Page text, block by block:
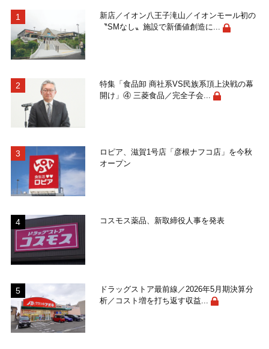
新店／イオン八王子滝山／イオンモール初の
〝SMなし〟施設で新価値創造に...
特集「食品卸 商社系VS民族系頂上決戦の幕
開け」④ 三菱食品／完全子会...
ロピア、滋賀1号店「彦根ナフコ店」を今秋
オープン
コスモス薬品、新取締役人事を発表
ドラッグストア最前線／2026年5月期決算分
析／コスト増を打ち返す収益...